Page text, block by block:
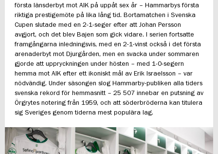
första länsderbyt mot AIK på uppåt sex år – Hammarbys första
riktiga prestigemöte på lika lång tid. Bortamatchen i Svenska
Cupen slutade med en 2-1-seger efter att Johan Persson
avgjort, och det blev Bajen som gick vidare. I serien fortsatte
framgångarna inledningsvis, med en 2-1-vinst också i det första
arenaderbyt mot Djurgården, men en svacka under sommaren
gjorde att uppryckningen under hösten – med 1-0-segern
hemma mot AIK efter ett ikoniskt mål av Erik Israelsson – var
nödvändig. Under säsongen slog Hammarby-publiken alla tiders
svenska rekord för hemmasnitt – 25 507 innebar en putsning av
Örgrytes notering från 1959, och att söderbröderna kan titulera
sig Sveriges genom tiderna mest populära lag.